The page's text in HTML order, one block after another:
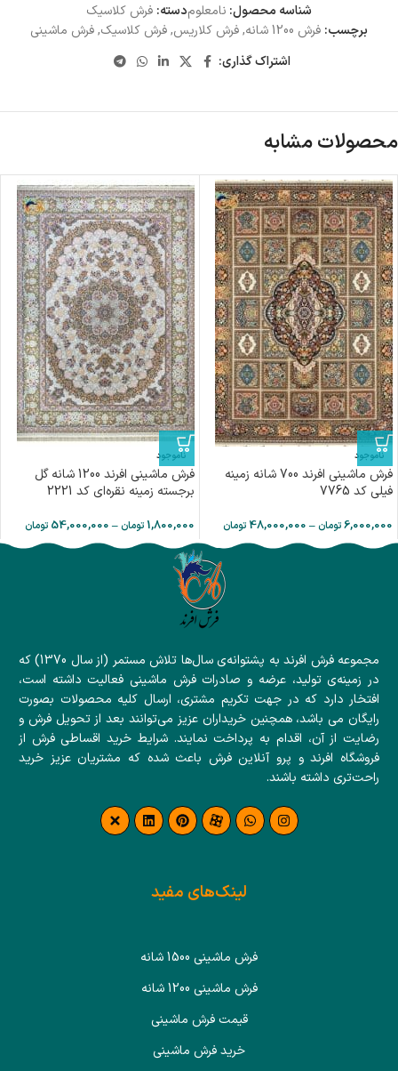
شناسه محصول: نامعلومدسته: فرش کلاسیک
برچسب: فرش 1200 شانه ,فرش کلاریس,فرش کلاسیک,فرش ماشینی
اشتراک گذاری:
محصولات مشابه
ناموجود
فرش ماشینی افرند 700 شانه زمینه
فیلی کد 7765
6,000,000تومان–
48,000,000 تومان
ناموجود
فرش ماشینی افرند 1200 شانه گل
برجسته زمینه نقره‌ای کد 2221
1,800,000 تومان–
54,000,000 تومان
مجموعه فرش افرند به پشتوانه‌ی سال‌ها تلاش مستمر (از سال 1370) که
در زمینه‌ی تولید، عرضه و صادرات فرش ماشینی فعالیت داشته است،
افتخار دارد که در جهت تکریم مشتری، ارسال کلیه محصولات بصورت
رایگان می باشد، همچنین خریداران عزیز می‌توانند بعد از تحویل فرش و
رضایت از آن، اقدام به پرداخت نمایند. شرایط خرید اقساطی فرش از
فروشگاه افرند و پرو آنلاین فرش باعث شده که مشتریان عزیز خرید
راحت‌تری داشته باشند.
لینک‌های مفید
فرش ماشینی 1500 شانه
فرش ماشینی 1200 شانه
قیمت فرش ماشینی
خرید فرش ماشینی